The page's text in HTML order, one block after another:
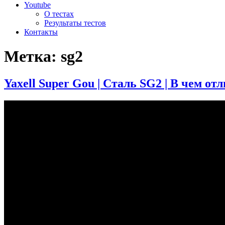
Youtube
О тестах
Результаты тестов
Контакты
Метка: sg2
Yaxell Super Gou | Сталь SG2 | В чем